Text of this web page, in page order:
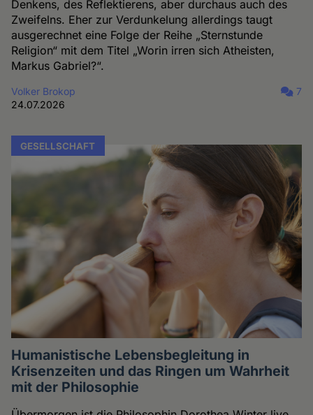
Denkens, des Reflektierens, aber durchaus auch des
Zweifelns. Eher zur Verdunkelung allerdings taugt
ausgerechnet eine Folge der Reihe „Sternstunde
Religion“ mit dem Titel „Worin irren sich Atheisten,
Markus Gabriel?“.
Volker Brokop
24.07.2026
7
GESELLSCHAFT
Humanistische Lebensbegleitung in
Krisenzeiten und das Ringen um Wahrheit
mit der Philosophie